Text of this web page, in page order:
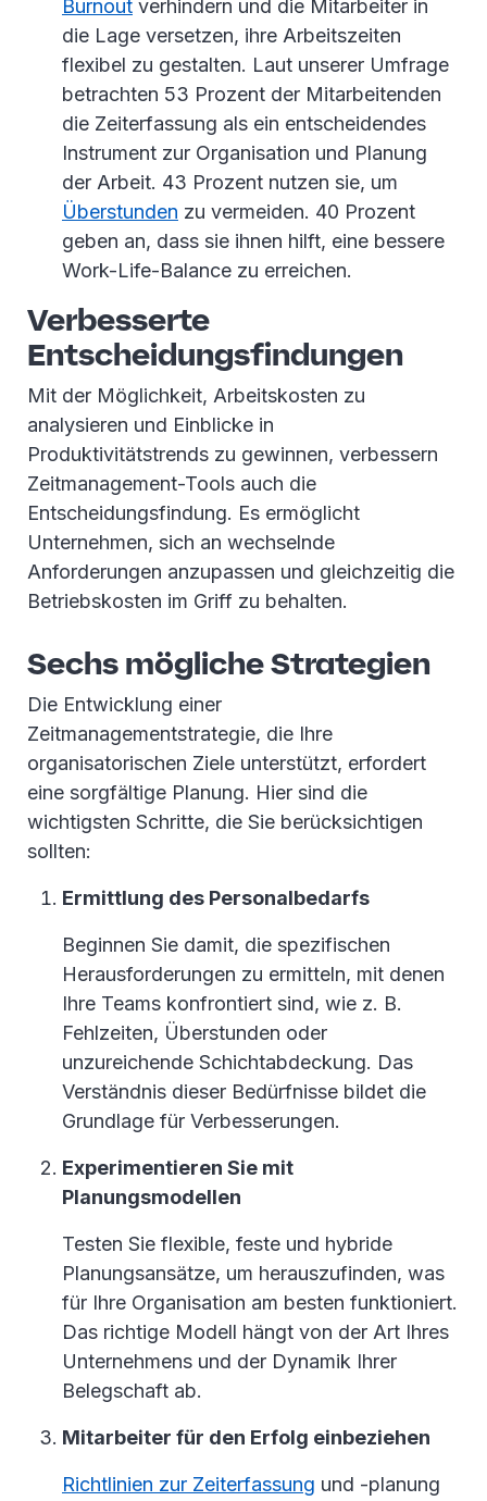
Burnout verhindern und die Mitarbeiter in
die Lage versetzen, ihre Arbeitszeiten
flexibel zu gestalten. Laut unserer Umfrage
betrachten 53 Prozent der Mitarbeitenden
die Zeiterfassung als ein entscheidendes
Instrument zur Organisation und Planung
der Arbeit. 43 Prozent nutzen sie, um
Überstunden zu vermeiden. 40 Prozent
geben an, dass sie ihnen hilft, eine bessere
Work-Life-Balance zu erreichen.
Verbesserte
Entscheidungsfindungen
Mit der Möglichkeit, Arbeitskosten zu
analysieren und Einblicke in
Produktivitätstrends zu gewinnen, verbessern
Zeitmanagement-Tools auch die
Entscheidungsfindung. Es ermöglicht
Unternehmen, sich an wechselnde
Anforderungen anzupassen und gleichzeitig die
Betriebskosten im Griff zu behalten.
Sechs mögliche Strategien
Die Entwicklung einer
Zeitmanagementstrategie, die Ihre
organisatorischen Ziele unterstützt, erfordert
eine sorgfältige Planung. Hier sind die
wichtigsten Schritte, die Sie berücksichtigen
sollten:
Ermittlung des Personalbedarfs
Beginnen Sie damit, die spezifischen
Herausforderungen zu ermitteln, mit denen
Ihre Teams konfrontiert sind, wie z. B.
Fehlzeiten, Überstunden oder
unzureichende Schichtabdeckung. Das
Verständnis dieser Bedürfnisse bildet die
Grundlage für Verbesserungen.
Experimentieren Sie mit
Planungsmodellen
Testen Sie flexible, feste und hybride
Planungsansätze, um herauszufinden, was
für Ihre Organisation am besten funktioniert.
Das richtige Modell hängt von der Art Ihres
Unternehmens und der Dynamik Ihrer
Belegschaft ab.
Mitarbeiter für den Erfolg einbeziehen
Richtlinien zur Zeiterfassung und -planung